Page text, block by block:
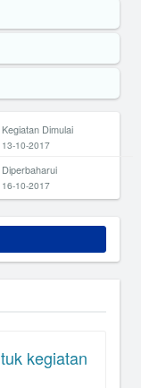
Kegiatan Dimulai
13-10-2017
Diperbaharui
16-10-2017
kegiatan